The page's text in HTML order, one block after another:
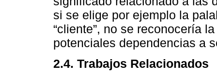
si se elige por ejemplo la
“cliente”, no se reconocería
potenciales dependencias a
2.4. Trabajos Relacionados